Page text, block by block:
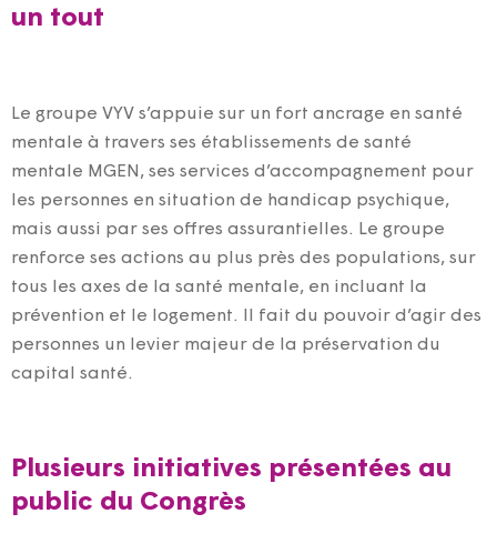
un tout
Le groupe VYV s’appuie sur un fort ancrage en santé
mentale à travers ses établissements de santé
mentale MGEN, ses services d’accompagnement pour
les personnes en situation de handicap psychique,
mais aussi par ses offres assurantielles. Le groupe
renforce ses actions au plus près des populations, sur
tous les axes de la santé mentale, en incluant la
prévention et le logement. Il fait du pouvoir d’agir des
personnes un levier majeur de la préservation du
capital santé.
Plusieurs initiatives présentées au
public du Congrès